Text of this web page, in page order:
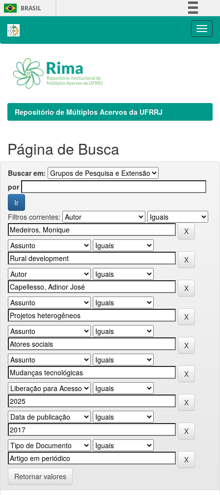
Skip
navigation
BRASIL
Repositório de Múltiplos Acervos da UFRRJ
Página de Busca
Buscar em:
por
Filtros correntes:
Retornar valores